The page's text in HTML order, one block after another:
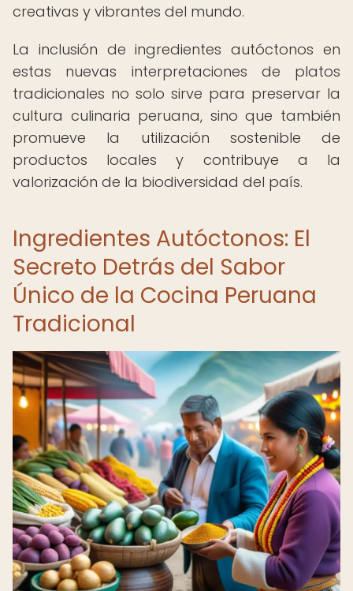
creativas y vibrantes del mundo.
La inclusión de ingredientes autóctonos en
estas nuevas interpretaciones de platos
tradicionales no solo sirve para preservar la
cultura culinaria peruana, sino que también
promueve la utilización sostenible de
productos locales y contribuye a la
valorización de la biodiversidad del país.
Ingredientes Autóctonos: El
Secreto Detrás del Sabor
Único de la Cocina Peruana
Tradicional